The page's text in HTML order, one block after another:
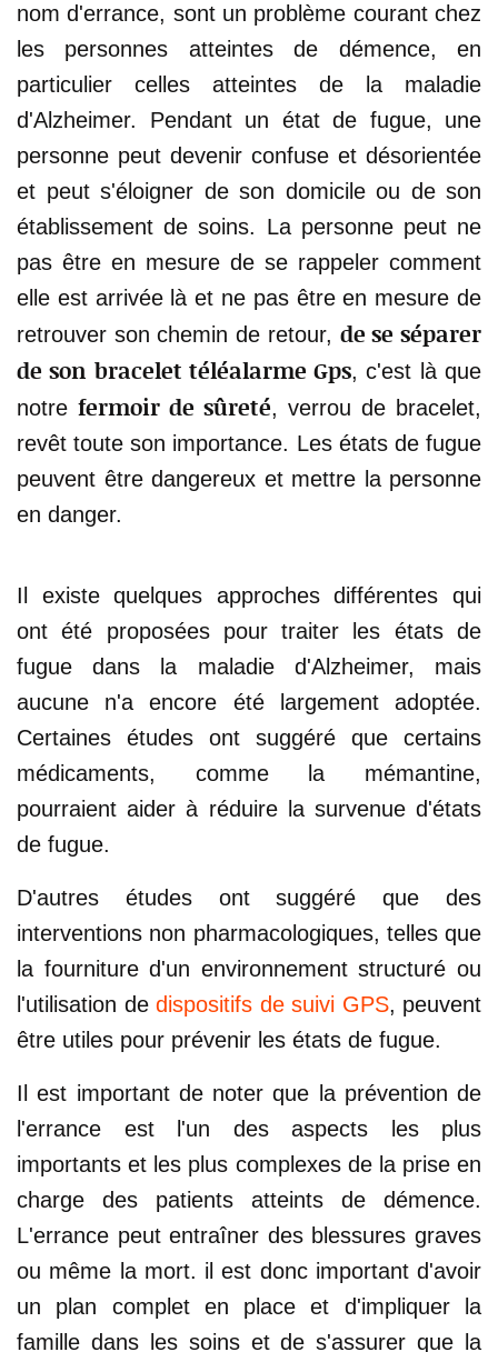
nom d'errance, sont un problème courant chez
les personnes atteintes de démence, en
particulier celles atteintes de la maladie
d'Alzheimer. Pendant un état de fugue, une
personne peut devenir confuse et désorientée
et peut s'éloigner de son domicile ou de son
établissement de soins. La personne peut ne
pas être en mesure de se rappeler comment
elle est arrivée là et ne pas être en mesure de
retrouver son chemin de retour, de se séparer
de son bracelet téléalarme Gps, c'est là que
notre fermoir de sûreté, verrou de bracelet,
revêt toute son importance. Les états de fugue
peuvent être dangereux et mettre la personne
en danger.
Il existe quelques approches différentes qui
ont été proposées pour traiter les états de
fugue dans la maladie d'Alzheimer, mais
aucune n'a encore été largement adoptée.
Certaines études ont suggéré que certains
médicaments, comme la mémantine,
pourraient aider à réduire la survenue d'états
de fugue.
D'autres études ont suggéré que des
interventions non pharmacologiques, telles que
la fourniture d'un environnement structuré ou
l'utilisation de dispositifs de suivi GPS, peuvent
être utiles pour prévenir les états de fugue.
Il est important de noter que la prévention de
l'errance est l'un des aspects les plus
importants et les plus complexes de la prise en
charge des patients atteints de démence.
L'errance peut entraîner des blessures graves
ou même la mort. il est donc important d'avoir
un plan complet en place et d'impliquer la
famille dans les soins et de s'assurer que la